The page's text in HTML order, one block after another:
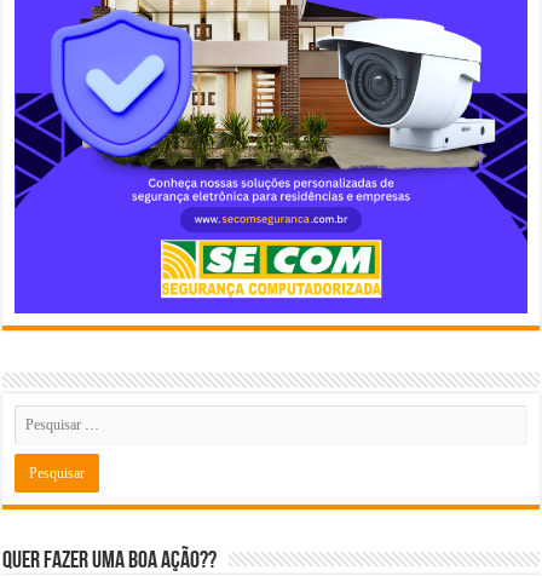
Quer fazer uma boa ação??